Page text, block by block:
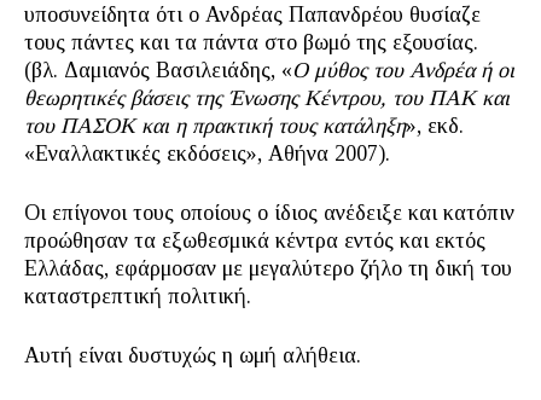
υποσυνείδητα ότι ο Ανδρέας Παπανδρέου θυσίαζε
τους πάντες και τα πάντα στο βωμό της εξουσίας.
(βλ. Δαμιανός Βασιλειάδης, «Ο μύθος του Ανδρέα ή οι
θεωρητικές βάσεις της Ένωσης Κέντρου, του ΠΑΚ και
του ΠΑΣΟΚ και η πρακτική τους κατάληξη», εκδ.
«Εναλλακτικές εκδόσεις», Αθήνα 2007).
Οι επίγονοι τους οποίους ο ίδιος ανέδειξε και κατόπιν
προώθησαν τα εξωθεσμικά κέντρα εντός και εκτός
Ελλάδας, εφάρμοσαν με μεγαλύτερο ζήλο τη δική του
καταστρεπτική πολιτική.
Αυτή είναι δυστυχώς η ωμή αλήθεια.